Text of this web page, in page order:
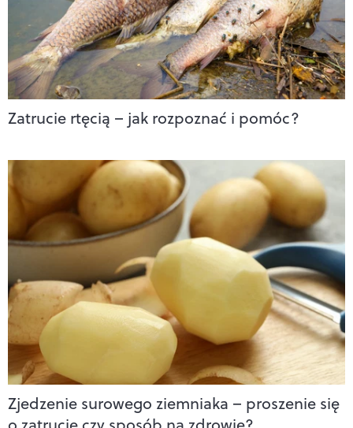
Zatrucie rtęcią – jak rozpoznać i pomóc?
Zjedzenie surowego ziemniaka – proszenie się